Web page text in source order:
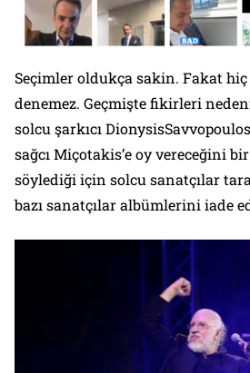
Seçimler oldukça sakin. Fakat
denemez. Geçmişte fikirleri
solcu şarkıcı
sağcı Miçotakis’e oy vereceğini
söylediği için solcu sanatçılar
bazı sanatçılar albümlerini iade